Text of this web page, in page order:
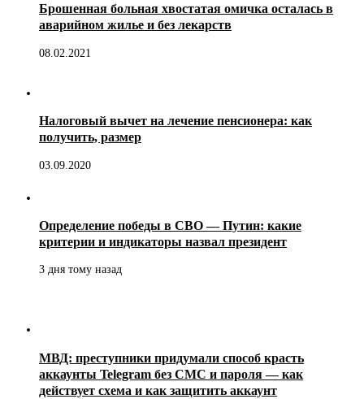
Брошенная больная хвостатая омичка осталась в
аварийном жилье и без лекарств
08.02.2021
Налоговый вычет на лечение пенсионера: как
получить, размер
03.09.2020
Определение победы в СВО — Путин: какие
критерии и индикаторы назвал президент
3 дня тому назад
МВД: преступники придумали способ красть
аккаунты Telegram без СМС и пароля — как
действует схема и как защитить аккаунт